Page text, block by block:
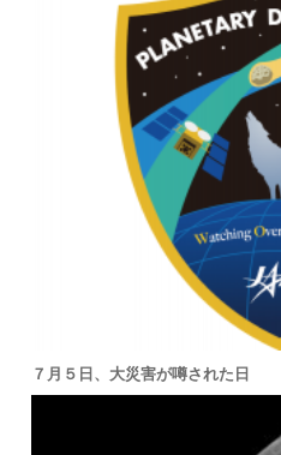
７月５日、大災害が噂された日